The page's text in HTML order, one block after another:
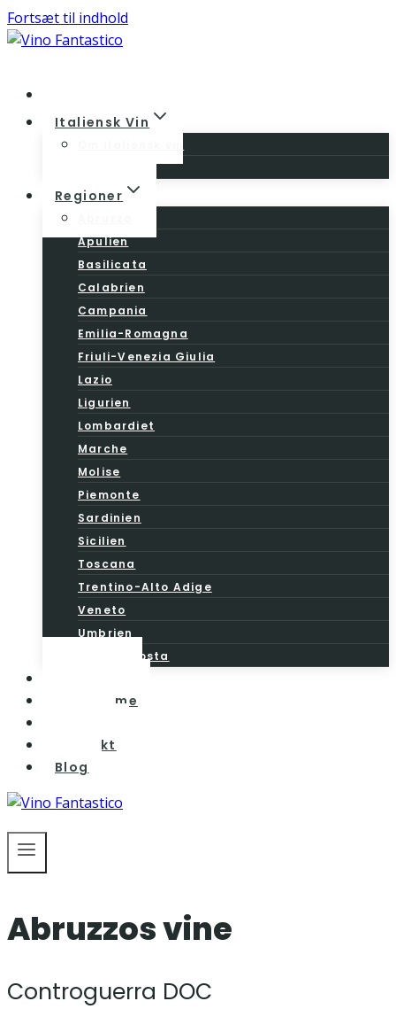
Fortsæt til indhold
Italiensk Vin
Regioner
Apulien
Basilicata
Calabrien
Campania
Emilia-Romagna
Friuli-Venezia Giulia
Lazio
Ligurien
Lombardiet
Marche
Molise
Piemonte
Sardinien
Sicilien
Toscana
Trentino-Alto Adige
Veneto
Umbrien
Valle d’Aosta
Vinturisme
Kontakt
Blog
Abruzzos vine
Controguerra DOC